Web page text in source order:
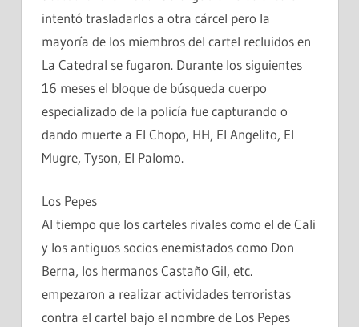
intentó trasladarlos a otra cárcel pero la
mayoría de los miembros del cartel recluidos en
La Catedral se fugaron. Durante los siguientes
16 meses el bloque de búsqueda cuerpo
especializado de la policía fue capturando o
dando muerte a El Chopo, HH, El Angelito, El
Mugre, Tyson, El Palomo.
Los Pepes
Al tiempo que los carteles rivales como el de Cali
y los antiguos socios enemistados como Don
Berna, los hermanos Castaño Gil, etc.
empezaron a realizar actividades terroristas
contra el cartel bajo el nombre de Los Pepes